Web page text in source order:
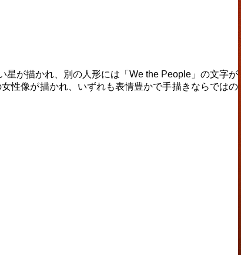
星が描かれ、別の人形には「We the People」の文字が
性像が描かれ、いずれも表情豊かで手描きならではの